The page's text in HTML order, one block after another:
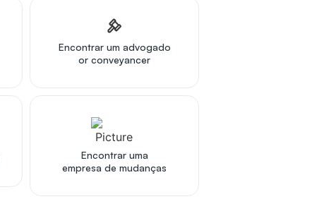
Encontrar um advogado
or conveyancer
Encontrar uma
empresa de mudanças